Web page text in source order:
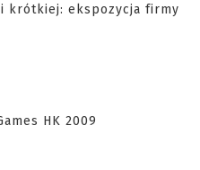
krótkiej: ekspozycja firmy